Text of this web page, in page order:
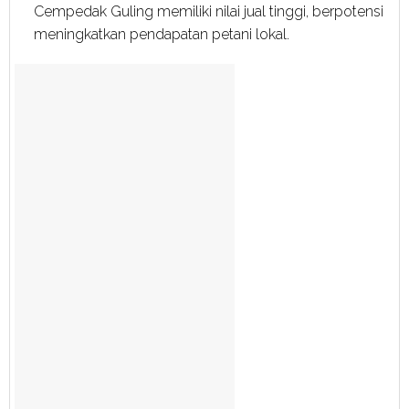
Cempedak Guling memiliki nilai jual tinggi, berpotensi
meningkatkan pendapatan petani lokal.